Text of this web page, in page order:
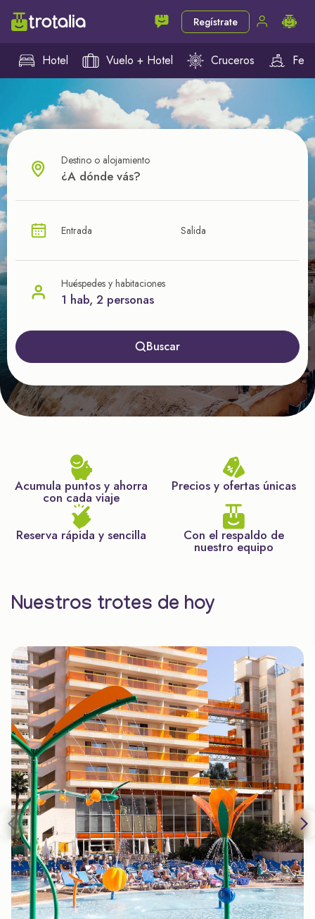
Regístrate
Hotel Vuelo + Hotel Cruceros
¿CUÁL VA A SER TU PRÓXIMO TROTE?
nuestras ofertas
Destino o alojamiento
Entrada Salida
Huéspedes y habitaciones
1 hab, 2 personas
Buscar
Acumula puntos y ahorra
con cada viaje
Precios y ofertas únicas
Reserva rápida y sencilla Con el respaldo de
nuestro equipo
Nuestros trotes de hoy